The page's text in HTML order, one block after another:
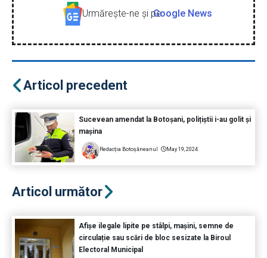
Urmăreşte-ne şi peGoogle News
Articol precedent
Sucevean amendat la Botoșani, polițiștii i-au golit și
mașina
Redacția Botoșăneanul May 19, 2024
Articol următor
Afișe ilegale lipite pe stâlpi, mașini, semne de
circulație sau scări de bloc sesizate la Biroul
Electoral Municipal